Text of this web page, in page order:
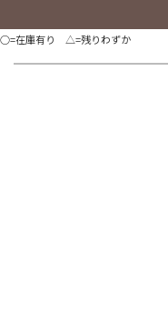
○=在庫有り △=残りわずか